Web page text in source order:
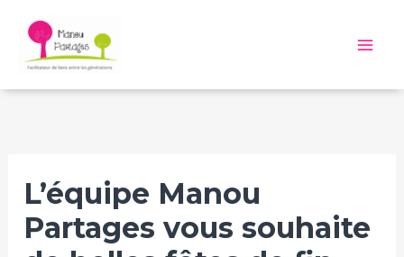
contenu
L’équipe Manou
Partages vous souhaite